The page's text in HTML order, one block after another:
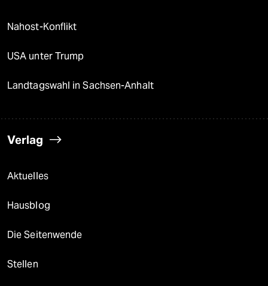
Nahost-Konflikt
USA unter Trump
Landtagswahl in Sachsen-Anhalt
Verlag
Aktuelles
Hausblog
Die Seitenwende
Stellen